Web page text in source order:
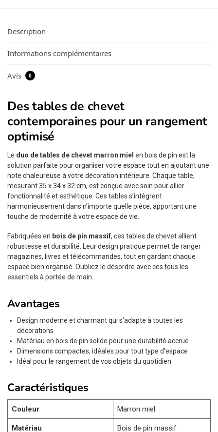
Description
Informations complémentaires
Avis 0
Des tables de chevet
contemporaines pour un rangement
optimisé
Le duo de tables de chevet marron miel en bois de pin est la
solution parfaite pour organiser votre espace tout en ajoutant une
note chaleureuse à votre décoration intérieure. Chaque table,
mesurant 35 x 34 x 32 cm, est conçue avec soin pour allier
fonctionnalité et esthétique. Ces tables s’intègrent
harmonieusement dans n’importe quelle pièce, apportant une
touche de modernité à votre espace de vie.
Fabriquées en bois de pin massif, ces tables de chevet allient
robustesse et durabilité. Leur design pratique permet de ranger
magazines, livres et télécommandes, tout en gardant chaque
espace bien organisé. Oubliez le désordre avec ces tous les
essentiels à portée de main.
Avantages
Design moderne et charmant qui s’adapte à toutes les
décorations
Matériau en bois de pin solide pour une durabilité accrue
Dimensions compactes, idéales pour tout type d’espace
Idéal pour le rangement de vos objets du quotidien
Caractéristiques
Couleur Marron miel
Matériau Bois de pin massif